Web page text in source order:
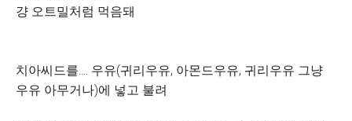
걍 오트밀처럼 먹음돼
치아씨드를.... 우유(귀리우유, 아몬드우유, 귀리우유 그냥
우유 아무거나)에 넣고 불려